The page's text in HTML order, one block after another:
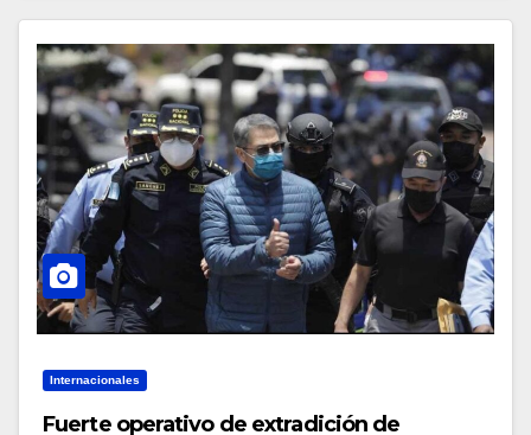
Internacionales
Fuerte operativo de extradición de